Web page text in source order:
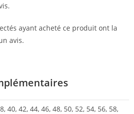
ayant acheté ce produit ont la
avis.
40, 42, 44, 46, 48, 50, 52, 54, 56, 58,